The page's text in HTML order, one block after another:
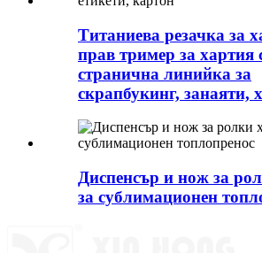
Титаниева резачка за
прав тример за хартия
странична линийка за
скрапбукинг, занаяти,
Диспенсър и нож за
за сублимационен